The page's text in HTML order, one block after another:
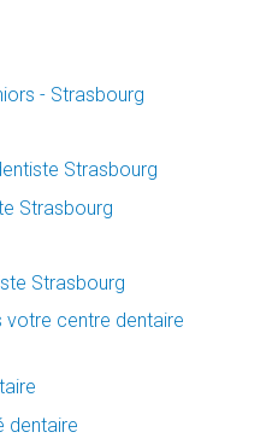
- Strasbourg
Strasbourg
Strasbourg
Strasbourg
votre centre dentaire
dentaire